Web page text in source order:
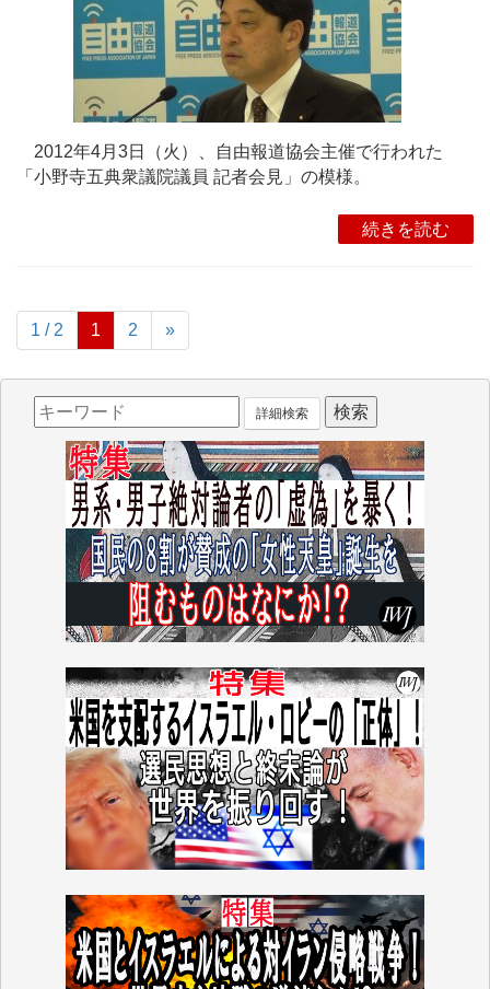
2012年4月3日（火）、自由報道協会主催で行われた
「小野寺五典衆議院議員 記者会見」の模様。
続きを読む
1 / 2 1 2 »
詳細検索